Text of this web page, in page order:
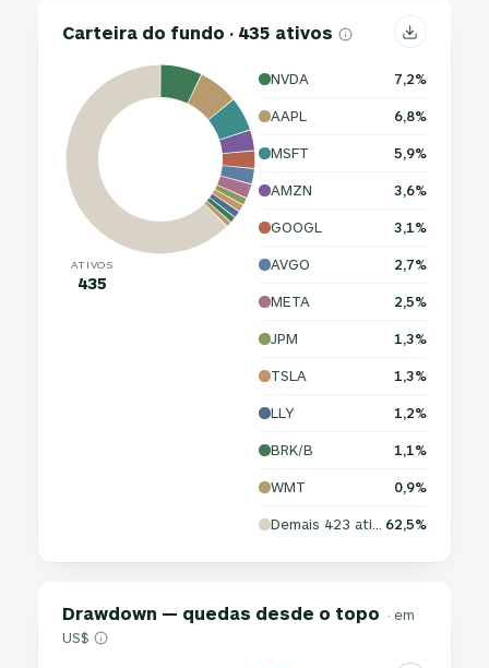
Carteira do fundo · 435 ativos
ATIVOS
435
NVDA 7,2%
AAPL 6,8%
MSFT 5,9%
AMZN 3,6%
GOOGL 3,1%
AVGO 2,7%
META 2,5%
JPM 1,3%
TSLA 1,3%
LLY 1,2%
BRK/B 1,1%
WMT 0,9%
62,5%
Drawdown — quedas desde o topo · em
US$